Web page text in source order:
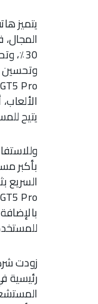
يتيح
السريع